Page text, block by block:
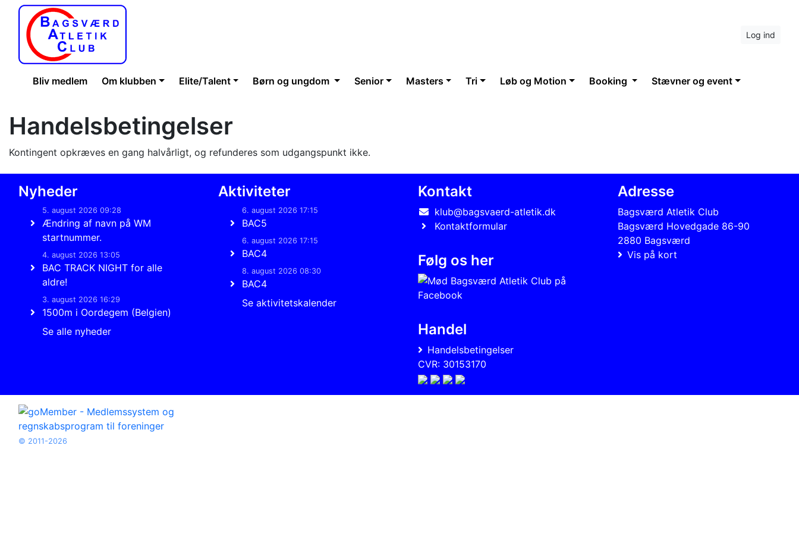
Log ind
Bliv medlem Om klubben Elite/Talent Børn og ungdom Senior Masters Tri Løb og Motion Booking Stævner og event
Handelsbetingelser
Kontingent opkræves en gang halvårligt, og refunderes som udgangspunkt ikke.
Nyheder
5. august 2026 09:28
Ændring af navn på WM
startnummer.
4. august 2026 13:05
BAC TRACK NIGHT for alle
aldre!
3. august 2026 16:29
1500m i Oordegem (Belgien)
Se alle nyheder
Aktiviteter
6. august 2026 17:15
BAC5
6. august 2026 17:15
BAC4
8. august 2026 08:30
BAC4
Se aktivitetskalender
Kontakt
klub@bagsvaerd-atletik.dk
Kontaktformular
Følg os her
Handel
Handelsbetingelser
CVR: 30153170
Adresse
Bagsværd Atletik Club
Bagsværd Hovedgade 86-90
2880 Bagsværd
Vis på kort
© 2011-2026